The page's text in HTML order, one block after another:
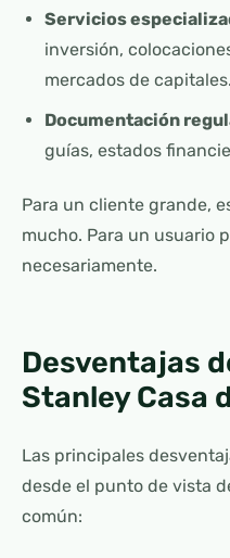
Servicios
inversión,
mercados de capitales.
Documentación
guías, estados
Para un cliente grande,
mucho. Para un usuario
necesariamente.
Desventajas
Stanley Casa
Las principales
desde el punto de vista
común: